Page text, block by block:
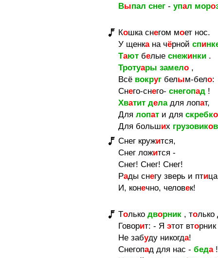
Выпал снег - упал моро
Кошка снегом моет нос.
У щенкана чёрной спи
Тают белые снежинки .
Тротуары замело ,
Всё вокруг белым-бело:
Снего-снего- снегопад !
Хватит дела для лопат,
Для лопат и для скребко
Для больших грузовиков
Снег кружится,
Снег ложится -
Снег! Снег! Снег!
Рады снегу зверь и пти
И, конечно, человек!
Только дворник , только
Говорит: - Я этот вторник
Не забуду никогда!
Снегопад для нас - беда !